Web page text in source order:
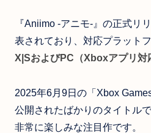
『Aniimo -アニモ-』の正式リ
表されており、対応プラット
X|SおよびPC（Xboxアプリ対
2025年6月9日の「Xbox
公開されたばかりのタイトル
非常に楽しみな注目作です。